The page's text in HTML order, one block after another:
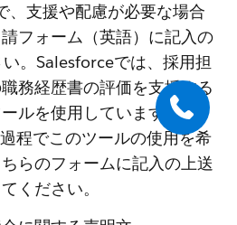
、支援や配慮が必要な場合
フォーム（英語）に記入の
。Salesforceでは、採用担
務経歴書の評価を支援する
ルを使用しています。
程でこのツールの使用を希
らのフォームに記入の上送
ください。